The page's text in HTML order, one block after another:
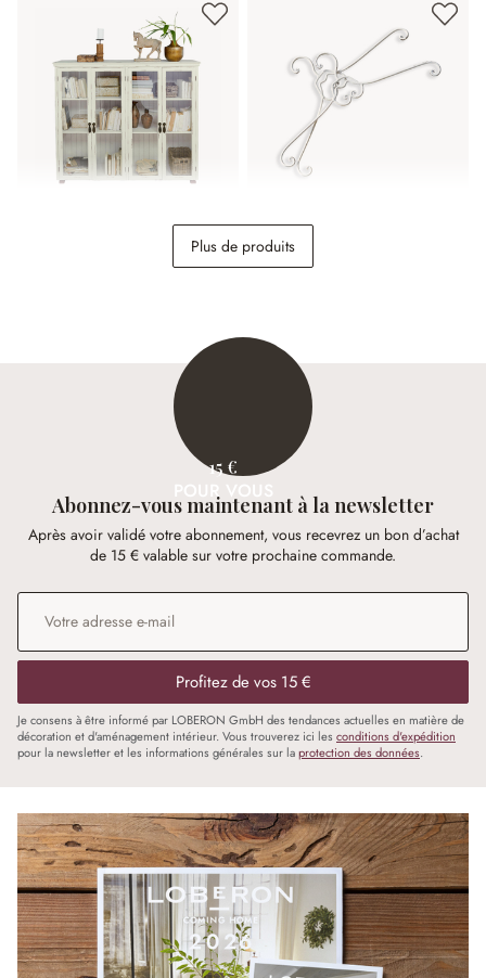
Lot de 2 cintres Guin
Plus de produits
15 €
POUR VOUS
Abonnez-vous maintenant à la newsletter
Après avoir validé votre abonnement, vous recevrez un bon d’achat
de 15 € valable sur votre prochaine commande.
Adresse e-mail
Profitez de vos 15 €
Je consens à être informé par LOBERON GmbH des tendances actuelles en matière de
décoration et d'aménagement intérieur. Vous trouverez ici les conditions d'expédition
pour la newsletter et les informations générales sur laprotection des données.